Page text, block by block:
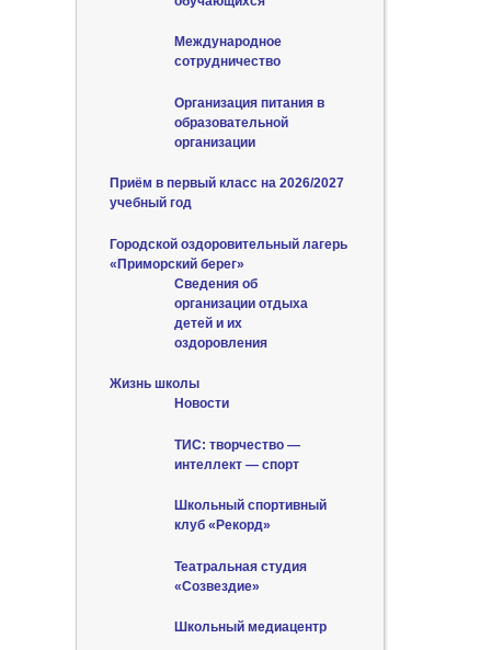
Международное
сотрудничество
Организация питания в
образовательной
организации
Приём в первый класс на 2026/2027
учебный год
Городской оздоровительный лагерь
«Приморский берег»
Сведения об
организации отдыха
детей и их
оздоровления
Жизнь школы
Новости
ТИС: творчество —
интеллект — спорт
Школьный спортивный
клуб «Рекорд»
Театральная студия
«Созвездие»
Школьный медиацентр